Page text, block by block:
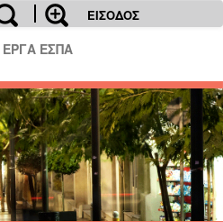
ΕΙΣΟΔΟΣ
ΕΡΓΑ ΕΣΠΑ